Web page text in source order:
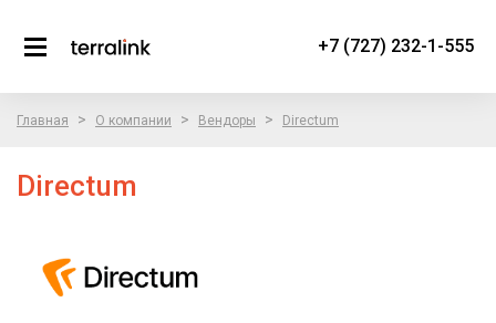
+7 (727) 232-1-555
Главная > О компании > Вендоры > Directum
Directum